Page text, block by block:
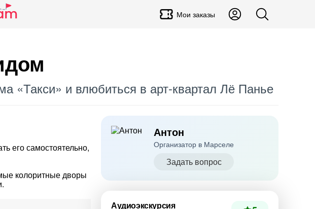
Мои заказы
«Такси» и влюбиться в арт-квартал Лё Панье
его самостоятельно,
колоритные дворы
Антон
Организатор в Марселе
Задать вопрос
Аудиоэкскурсия